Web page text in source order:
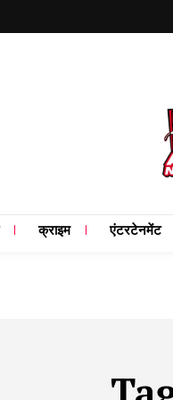
क्राइम एंटरटेनमेंट